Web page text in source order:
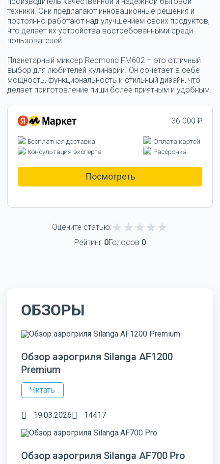
техники. Они предлагают инновационные решения и
постоянно работают над улучшением своих продуктов,
что делает их устройства востребованными среди
пользователей.
Планетарный миксер Redmond FM602 – это отличный
выбор для любителей кулинарии. Он сочетает в себе
мощность, функциональность и стильный дизайн, что
делает приготовление пищи более приятным и удобным.
36 000 ₽
Бесплатная доставка
Оплата картой
Консультация эксперта
Рассрочка
Посмотреть
Оцените статью:
Рейтинг 0Голосов 0
ОБЗОРЫ
Обзор аэрогриля Silanga AF1200
Premium
Читать
19.03.2026 14417
Обзор аэрогриля Silanga AF700 Pro